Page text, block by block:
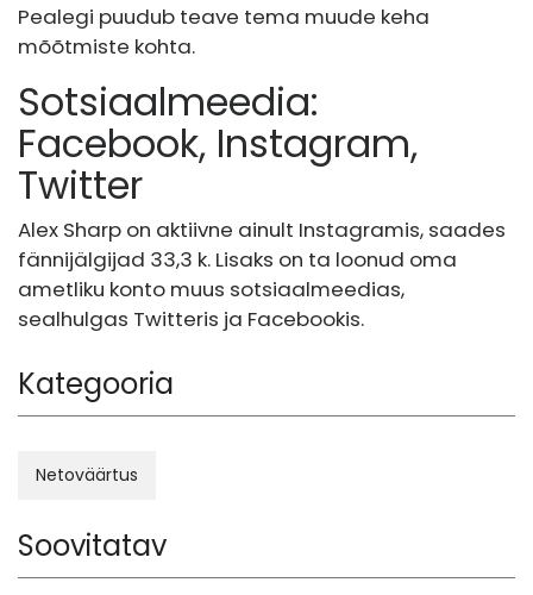
Pealegi puudub teave tema muude keha
mõõtmiste kohta.
Sotsiaalmeedia:
Facebook, Instagram,
Twitter
Alex Sharp on aktiivne ainult Instagramis, saades
fännijälgijad 33,3 k. Lisaks on ta loonud oma
ametliku konto muus sotsiaalmeedias,
sealhulgas Twitteris ja Facebookis.
Kategooria
Netoväärtus
Soovitatav